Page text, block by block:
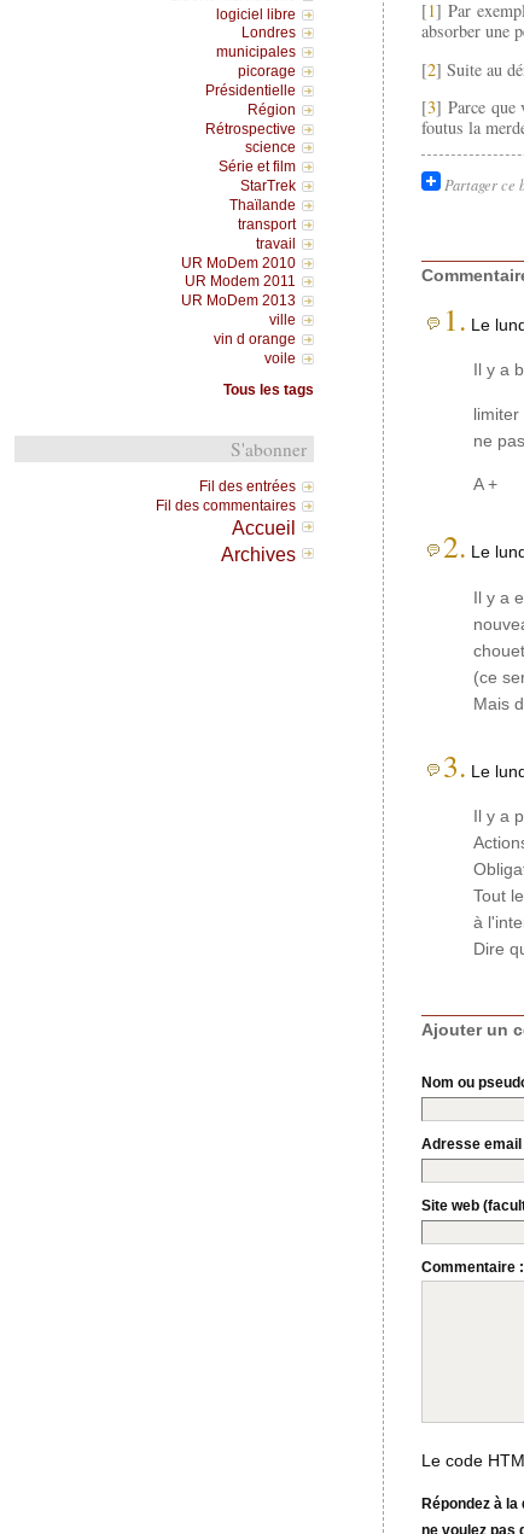
[1] Par
absorber une
[2] Suite au
[3] Parce que
foutus la
Partager ce
1. Le
Il y a
limiter
ne
A +
2. Le
Il y a
(ce
Mais
3. Le
Il y a
Tout
à
Dire
Ajouter un
Nom ou
Adresse email
Site web
Commentaire :
Le code
Répondez à
logiciel libre
Londres
municipales
picorage
Présidentielle
Région
Rétrospective
science
Série et film
StarTrek
Thaïlande
transport
travail
UR MoDem 2010
UR Modem 2011
UR MoDem 2013
ville
vin d orange
voile
Tous les tags
S'abonner
Fil des entrées
Fil des commentaires
Accueil
Archives